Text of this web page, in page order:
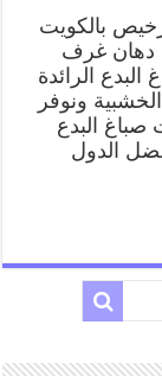
بالكويت
دهان غرف
الرائدة
ونوفر
صباغ البدع
الدول